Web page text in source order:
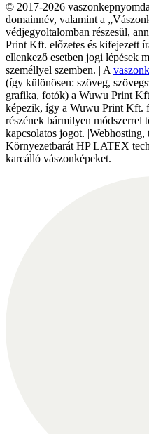
© 2017-2026
domainnév, valamint a
védjegyoltalomban részesül,
Print Kft. előzetes és kifejezett
ellenkező esetben jogi lépések
személlyel szemben. | A
(így különösen: szöveg,
grafika, fotók) a Wuwu Print
képezik, így a Wuwu Print Kft.
részének bármilyen módszerrel
kapcsolatos jogot.
Környezetbarát HP LATEX
karcálló vászonképeket.